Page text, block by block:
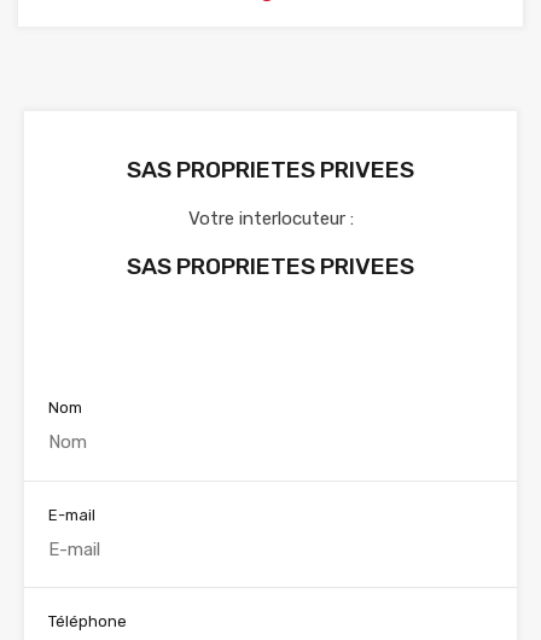
SAS PROPRIETES PRIVEES
Votre interlocuteur :
SAS PROPRIETES PRIVEES
Nom
E-mail
Téléphone